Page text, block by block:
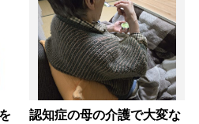
認知症の母の介護で大変な